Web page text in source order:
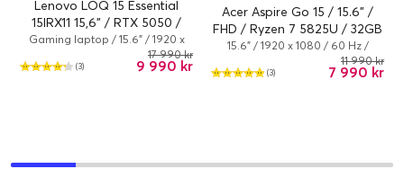
Lenovo LOQ 15 Essential
15IRX11 15,6" / RTX 5050 /
Intel i-5-13450HX / 16GB /
512GB / Win 11
Gaming laptop / 15.6" / 1920 x
1080 / 144 Hz / Core i5 / 13450HX
/ 16 GB / 512 GB / NVIDIA
(3) 9 990 kr
17 990 kr
Acer Aspire Go 15 / 15.6" /
FHD / Ryzen 7 5825U / 32GB
/ 1TB
15.6" / 1920 x 1080 / 60 Hz /
Ryzen 7 / 5825U / 32 GB / 1.024
TB / AMD Radeon Graphics /
(3) 7 990 kr
11 990 kr